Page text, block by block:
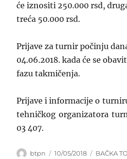
će iznositi 250.000 rsd,
treća 50.000 rsd.
Prijave za turnir počinju
04.06.2018. kada će se
fazu takmičenja.
Prijave i informacije o
tehničkog organizatora
03 407.
Author
btpn
Posted
10/05/2018 BAČKA